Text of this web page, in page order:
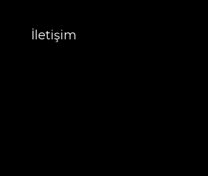
İletişim